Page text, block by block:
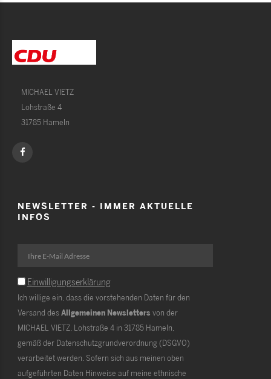
MICHAEL VIETZ
Lohstraße 4
31785 Hameln
NEWSLETTER - IMMER AKTUELLE
INFOS
Einwilligungserklärung
Ich willige ein, dass die vorstehenden Daten für den
Versand desAllgemeinen Newsletters von der
MICHAEL VIETZ, Lohstraße 4 in 31785 Hameln,
gemäß der Datenschutzgrundverordnung (DSGVO)
verarbeitet werden. Sofern sich aus meinen oben
aufgeführten Daten Hinweise auf meine ethnische